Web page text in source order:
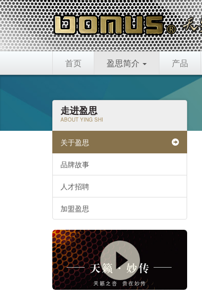
首页 盈思简介 产品
走进盈思
ABOUT YING SHI
关于盈思
品牌故事
人才招聘
加盟盈思